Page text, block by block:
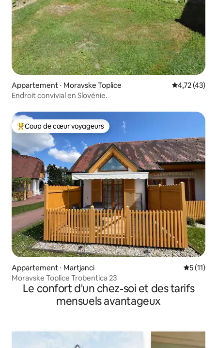
Appartement ⋅ Moravske Toplice Évaluation
4,72 (43)
Endroit convivial en Slovénie.
Coups de cœur voyageurs les plus appréciés
Coup de cœur voyageurs
Appartement ⋅ Martjanci
5 (11)
Moravske Toplice Trobentica 23
Le confort d'un chez-soi et des tarifs
mensuels avantageux